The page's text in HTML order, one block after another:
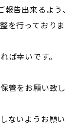
告出来るよう、
を行っておりま
ば幸いです。
管をお願い致し
ないようお願い